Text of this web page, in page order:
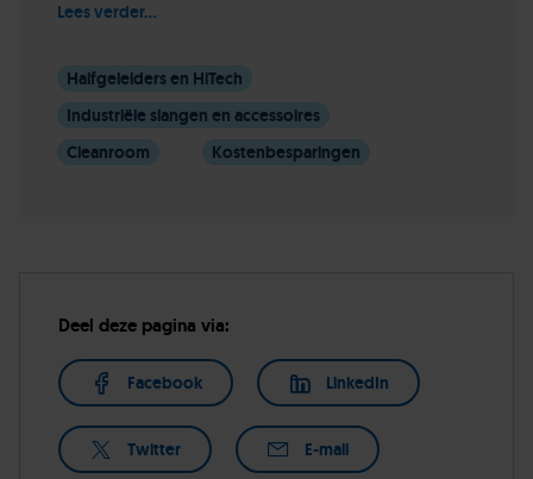
Lees verder...
Halfgeleiders en HiTech
Industriële slangen en accessoires
Cleanroom
Kostenbesparingen
Deel deze pagina via:
Facebook LinkedIn
Twitter E-mail